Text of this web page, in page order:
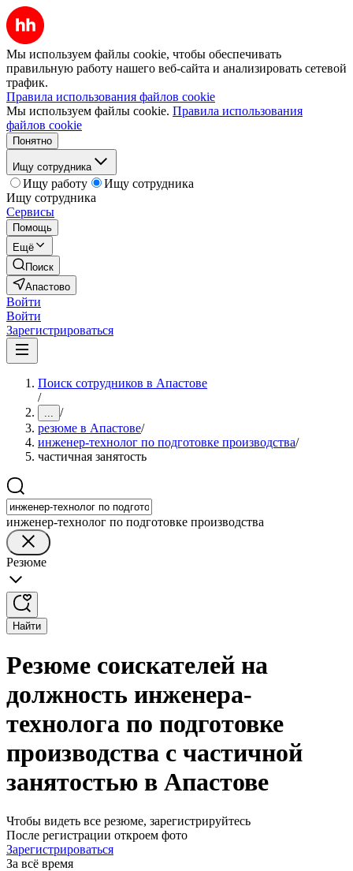
Мы используем файлы cookie, чтобы обеспечивать
правильную работу нашего веб-сайта и анализировать сетевой
трафик.
Правила использования файлов cookie
Мы используем файлы cookie. Правила использования
файлов cookie
Понятно
Ищу сотрудника
Ищу работу
Ищу сотрудника
Ищу сотрудника
Сервисы
Помощь
Ещё
Поиск
Апастово
Войти
Войти
Зарегистрироваться
Поиск сотрудников в Апастове
/
... /
резюме в Апастове/
инженер-технолог по подготовке производства/
частичная занятость
инженер-технолог по подготовке производства
Резюме
Найти
Резюме соискателей на
должность инженера-
технолога по подготовке
производства с частичной
занятостью в Апастове
Чтобы видеть все резюме, зарегистрируйтесь
После регистрации откроем фото
Зарегистрироваться
За всё время